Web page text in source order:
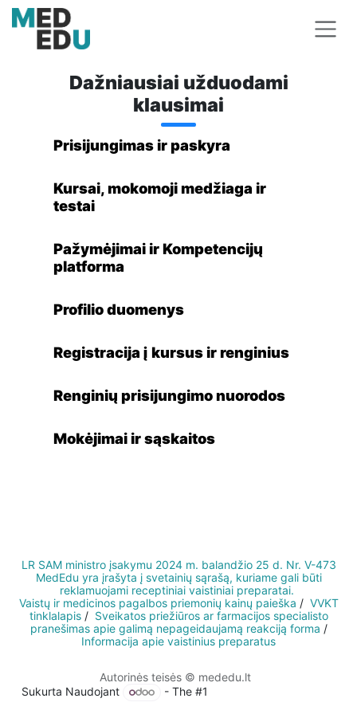
Skip to Content
Dažniausiai užduodami
klausimai
Prisijungimas ir paskyra
Kursai, mokomoji medžiaga ir
testai
Pažymėjimai ir Kompetencijų
platforma
Profilio duomenys
Registracija į kursus ir renginius
Renginių prisijungimo nuorodos
Mokėjimai ir sąskaitos
LR SAM ministro įsakymu 2024 m. balandžio 25 d. Nr. V-473
MedEdu yra įrašyta į svetainių sąrašą, kuriame gali būti
reklamuojami receptiniai vaistiniai prepa​rata​i.
Vaistų ir medicinos pagalbos priemonių kainų paieška / VVKT
tinklalapis/ Sveikatos priežiūros ar farmacijos specialisto
pranešimas apie galimą nepageidaujamą reakciją forma /
Informacija apie vaistinius preparatus
Autorinės teisės © mededu.lt
Sukurta Naudojant
- The #1